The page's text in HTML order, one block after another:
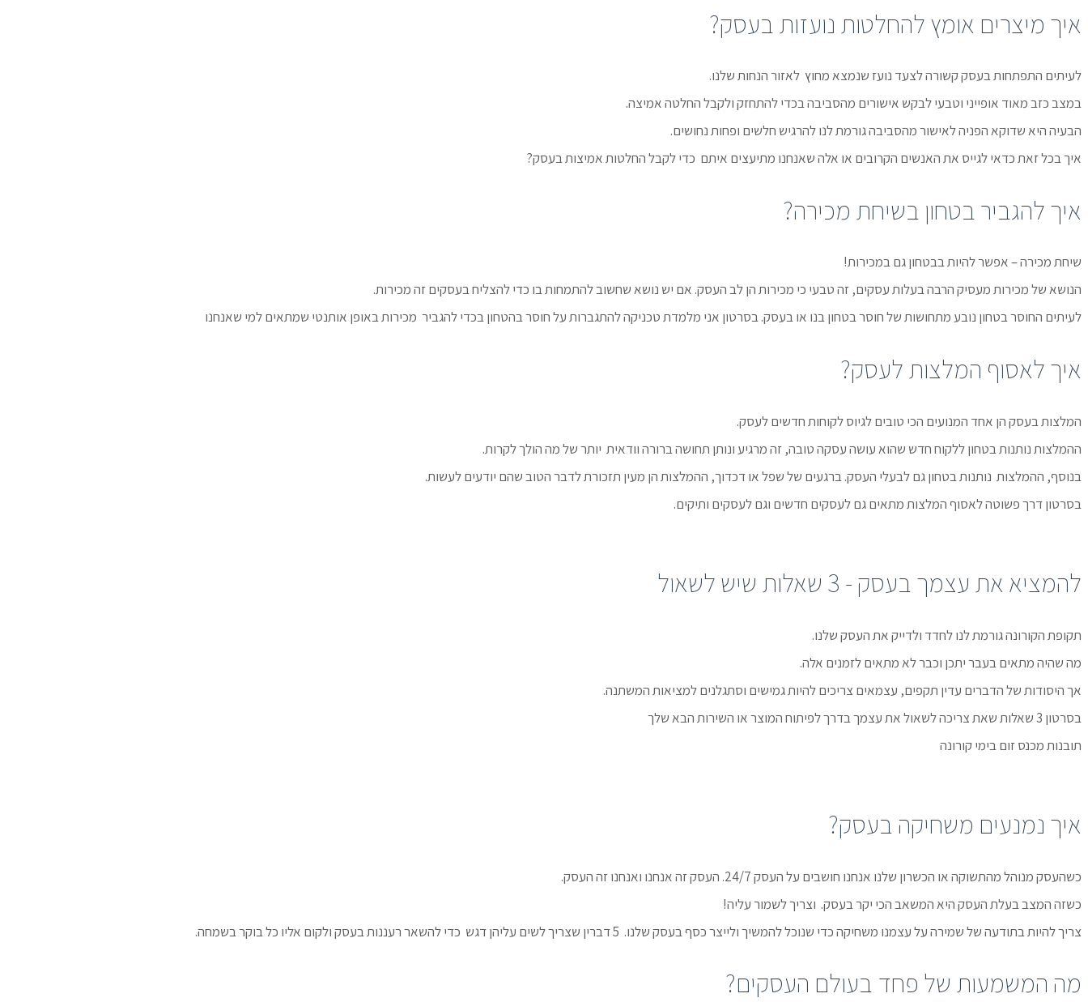
איך מיצרים אומץ להחלטות נועזות בעסק?
לעיתים התפתחות בעסק קשורה לצעד נועז שנמצא מחוץ לאזור הנחות שלנו.
במצב כזב מאוד אופייני וטבעי לבקש אישורים מהסביבה בכדי להתחזק ולקבל החלטה אמיצה.
הבעיה היא שדוקא הפניה לאישור מהסביבה גורמת לנו להרגיש חלשים ופחות נחושים.
איך בכל זאת כדאי לגייס את האנשים הקרובים או אלה שאנחנו מתיעצים איתם כדי לקבל החלטות אמיצות בעסק?
איך להגביר בטחון בשיחת מכירה?
שיחת מכירה – אפשר להיות בבטחון גם במכירות!
הנושא של מכירות מעסיק הרבה בעלות עסקים, זה טבעי כי מכירות הן לב העסק. אם יש נושא שחשוב להתמחות בו כדי להצליח בעסקים זה מכירות.
לעיתים החוסר בטחון נובע מתחושות של חוסר בטחון בנו או בעסק. בסרטון אני מלמדת טכניקה להתגברות על חוסר בהטחון בכדי להגביר מכירות באופן אותנטי שמתאים למי שאנחנו
איך לאסוף המלצות לעסק?
המלצות בעסק הן אחד המנועים הכי טובים לגיוס לקוחות חדשים לעסק.
ההמלצות נותנות בטחון ללקוח חדש שהוא עושה עסקה טובה, זה מרגיע ונותן תחושה ברורה וודאית יותר של מה הולך לקרות.
בנוסף, ההמלצות נותנות בטחון גם לבעלי העסק. ברגעים של שפל או דכדוך, ההמלצות הן מעין תזכורת לדבר הטוב שהם יודעים לעשות.
בסרטון דרך פשוטה לאסוף המלצות מתאים גם לעסקים חדשים וגם לעסקים ותיקים.
להמציא את עצמך בעסק - 3 שאלות שיש לשאול
תקופת הקורונה גורמת לנו לחדד ולדייק את העסק שלנו.
מה שהיה מתאים בעבר יתכן וכבר לא מתאים לזמנים אלה.
אך היסודות של הדברים עדין תקפים, עצמאים צריכים להיות גמישים וסתגלנים למציאות המשתנה.
בסרטון 3 שאלות שאת צריכה לשאול את עצמך בדרך לפיתוח המוצר או השירות הבא שלך
תובנות מכנס זום בימי קורונה
איך נמנעים משחיקה בעסק?
כשהעסק מנוהל מהתשוקה או הכשרון שלנו אנחנו חושבים על העסק 24/7. העסק זה אנחנו ואנחנו זה העסק.
כשזה המצב בעלת העסק היא המשאב הכי יקר בעסק. וצריך לשמור עליה!
צריך להיות בתודעה של שמירה על עצמנו משחיקה כדי שנוכל להמשיך ולייצר כסף בעסק שלנו. 5 דברין שצריך לשים עליהן דגש כדי להשאר רעננות בעסק ולקום אליו כל בוקר בשמחה.
מה המשמעות של פחד בעולם העסקים?